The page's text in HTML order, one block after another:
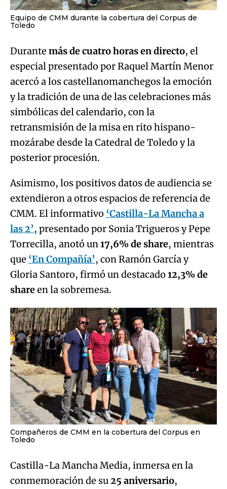
Equipo de CMM durante la cobertura del Corpus de
Toledo
Durante más de cuatro horas en directo, el
especial presentado por Raquel Martín Menor
acercó a los castellanomanchegos la emoción
y la tradición de una de las celebraciones más
simbólicas del calendario, con la
retransmisión de la misa en rito hispano-
mozárabe desde la Catedral de Toledo y la
posterior procesión.
Asimismo, los positivos datos de audiencia se
extendieron a otros espacios de referencia de
CMM. El informativo ‘Castilla-La Mancha a
las 2’, presentado por Sonia Trigueros y Pepe
Torrecilla, anotó un17,6% de share, mientras
que ‘En Compañía’, con Ramón García y
Gloria Santoro, firmó un destacado 12,3% de
shareen la sobremesa.
Compañeros de CMM en la cobertura del Corpus en
Toledo
Castilla-La Mancha Media, inmersa en la
conmemoración de su25 aniversario,